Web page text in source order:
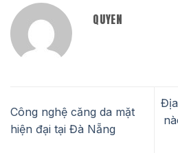
QUYEN
Công nghệ căng da mặt
hiện đại tại Đà Nẵng